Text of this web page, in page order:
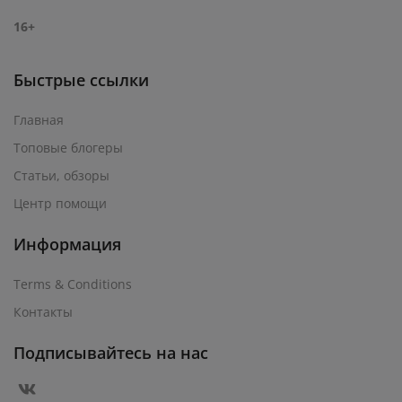
16+
Быстрые ссылки
Главная
Топовые блогеры
Статьи, обзоры
Центр помощи
Информация
Terms & Conditions
Контакты
Подписывайтесь на нас